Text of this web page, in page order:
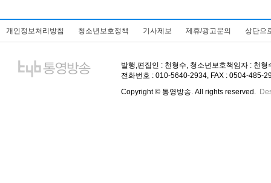
개인정보처리방침 청소년보호정책 기사제보 제휴/광고문의 상단으
발행,편집인 : 천형수, 청소년보호책임자 : 천
전화번호 : 010-5640-2934, FAX : 0504-485-
Copyright © 통영방송. All rights reserved.